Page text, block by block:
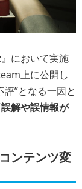
』において実施
上に公開し
”となる一因と
誤解や誤情報が
ンテンツ変